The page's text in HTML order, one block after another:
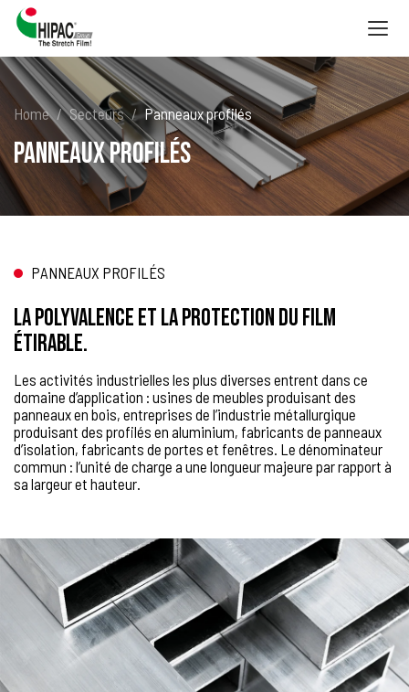
Home Secteurs Panneaux profilés
Panneaux profilés
PANNEAUX PROFILÉS
La polyvalence et la protection du film
étirable.
Les activités industrielles les plus diverses entrent dans ce
domaine d’application : usines de meubles produisant des
panneaux en bois, entreprises de l’industrie métallurgique
produisant des profilés en aluminium, fabricants de panneaux
d’isolation, fabricants de portes et fenêtres. Le dénominateur
commun : l’unité de charge a une longueur majeure par rapport à
sa largeur et hauteur.